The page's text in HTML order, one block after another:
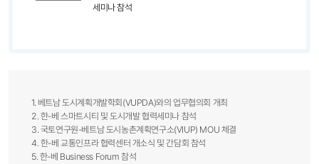
세미나 참석
1. 베트남 도시계획개발학회(VUPDA)와의 업무협의회 개최
2. 한-베 스마트시티 및 도시개발 협력세미나 참석
3. 국토연구원-베트남 도시농촌계획연구소(VIUP) MOU 체결
4. 한-베 교통인프라 협력센터 개소식 및 간담회 참석
5. 한-베 Business Forum 참석​